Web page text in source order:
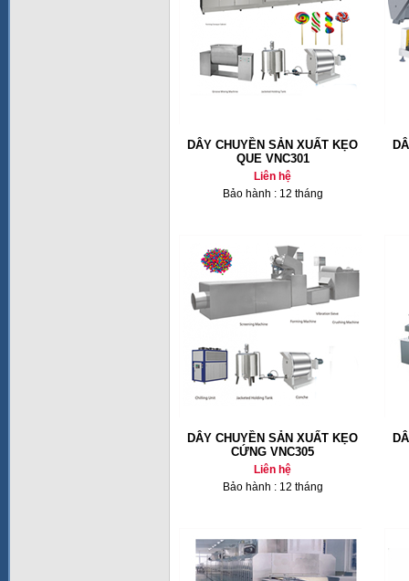
DÂY CHUYỀN SẢN XUẤT KẸO
QUE VNC301
Liên hệ
Bảo hành : 12 tháng
DÂY CHUYỀN SẢN XUẤT KẸO
CỨNG VNC305
Liên hệ
Bảo hành : 12 tháng